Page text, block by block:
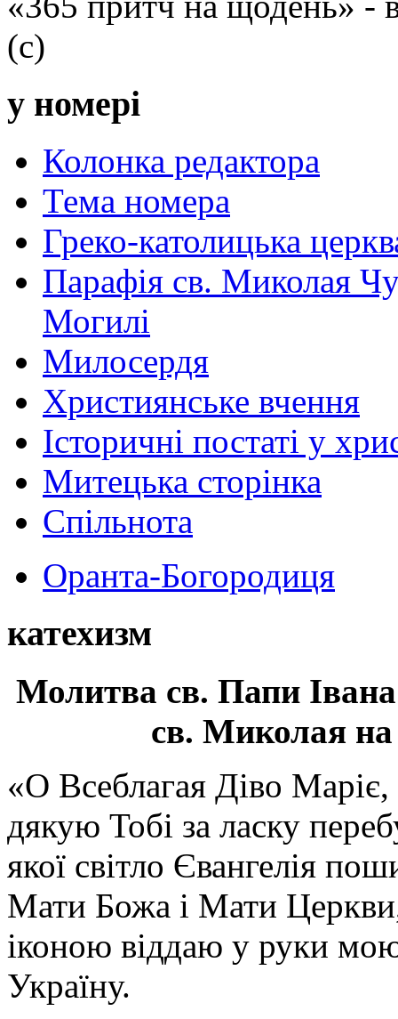
(с)
у номері
Колонка редактора
Тема номера
Греко-католицька
Парафія св. Миколая
Могилі
Милосердя
Християнське вчення
Історичні постаті у
Митецька сторінка
Спільнота
Оранта-Богородиця
катехизм
Молитва св. Папи
св. Миколая на
«О Всеблагая Діво
дякую Тобі за ласку
якої світло Євангелія
Мати Божа і Мати
іконою віддаю у руки
Україну.